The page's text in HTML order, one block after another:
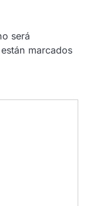
será
marcados